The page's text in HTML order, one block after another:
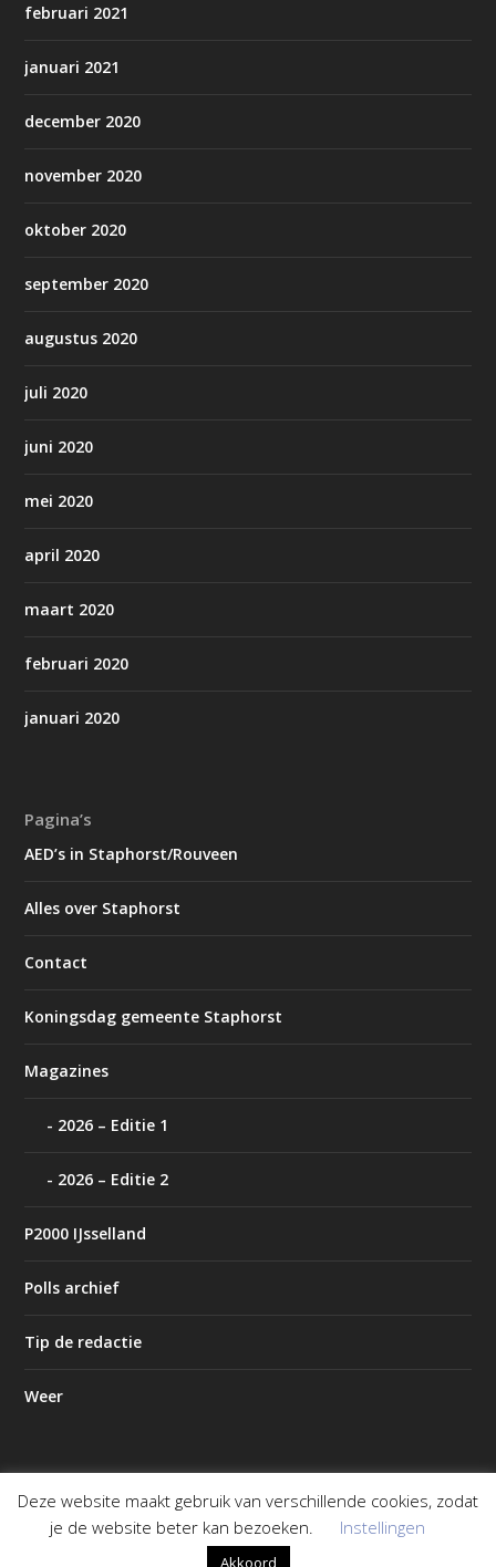
februari 2021
januari 2021
december 2020
november 2020
oktober 2020
september 2020
augustus 2020
juli 2020
juni 2020
mei 2020
april 2020
maart 2020
februari 2020
januari 2020
Pagina’s
AED’s in Staphorst/Rouveen
Alles over Staphorst
Contact
Koningsdag gemeente Staphorst
Magazines
2026 – Editie 1
2026 – Editie 2
P2000 IJsselland
Polls archief
Tip de redactie
Weer
Ontworpen doorElegant Themes | Mogelijk gemaakt door
WordPress
Deze website maakt gebruik van verschillende cookies, zodat
je de website beter kan bezoeken.
Instellingen
Akkoord